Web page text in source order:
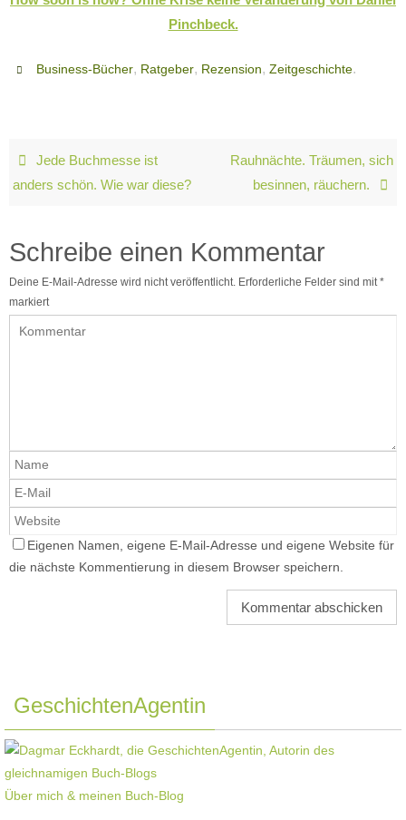
Pinchbeck.
Business-Bücher, Ratgeber, Rezension,Zeitgeschichte.
Jede Buchmesse ist
anders schön. Wie war diese?
Rauhnächte. Träumen, sich
besinnen, räuchern.
Schreibe einen Kommentar
Deine E-Mail-Adresse wird nicht veröffentlicht. Erforderliche Felder sind mit*
markiert
Eigenen Namen, eigene E-Mail-Adresse und eigene Website für
die nächste Kommentierung in diesem Browser speichern.
GeschichtenAgentin
Über mich & meinen Buch-Blog